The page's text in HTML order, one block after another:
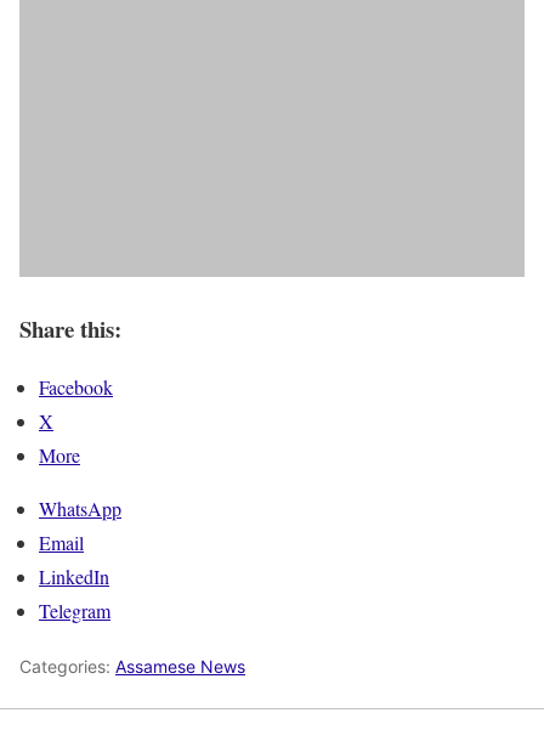
Share this:
Facebook
X
More
WhatsApp
Email
LinkedIn
Telegram
Categories: Assamese News